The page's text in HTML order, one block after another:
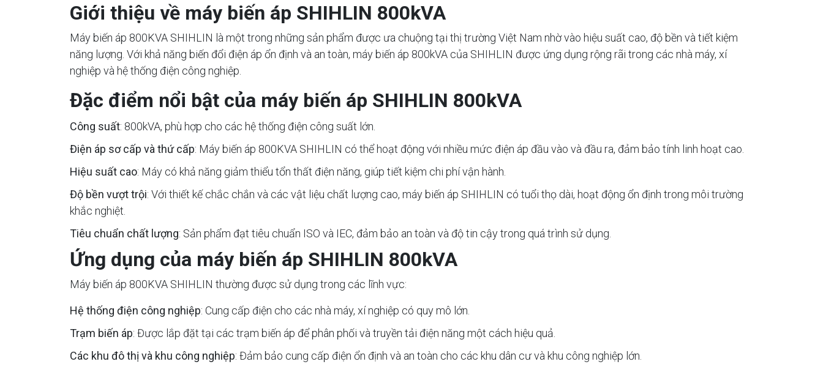
Giới thiệu về máy biến áp SHIHLIN 800kVA
Máy biến áp 800KVA SHIHLIN là một trong những sản phẩm được ưa chuộng tại thị trường Việt Nam nhờ vào hiệu suất cao, độ bền và tiết kiệm
năng lượng. Với khả năng biến đổi điện áp ổn định và an toàn, máy biến áp 800kVA của SHIHLIN được ứng dụng rộng rãi trong các nhà máy, xí
nghiệp và hệ thống điện công nghiệp.
Đặc điểm nổi bật của máy biến áp SHIHLIN 800kVA
Công suất: 800kVA, phù hợp cho các hệ thống điện công suất lớn.
Điện áp sơ cấp và thứ cấp: Máy biến áp 800KVA SHIHLIN có thể hoạt động với nhiều mức điện áp đầu vào và đầu ra, đảm bảo tính linh hoạt cao.
Hiệu suất cao: Máy có khả năng giảm thiểu tổn thất điện năng, giúp tiết kiệm chi phí vận hành.
Độ bền vượt trội: Với thiết kế chắc chắn và các vật liệu chất lượng cao, máy biến áp SHIHLIN có tuổi thọ dài, hoạt động ổn định trong môi trường
khắc nghiệt.
Tiêu chuẩn chất lượng: Sản phẩm đạt tiêu chuẩn ISO và IEC, đảm bảo an toàn và độ tin cậy trong quá trình sử dụng.
Ứng dụng của máy biến áp SHIHLIN 800kVA
Máy biến áp 800KVA SHIHLIN thường được sử dụng trong các lĩnh vực:
Hệ thống điện công nghiệp: Cung cấp điện cho các nhà máy, xí nghiệp có quy mô lớn.
Trạm biến áp: Được lắp đặt tại các trạm biến áp để phân phối và truyền tải điện năng một cách hiệu quả.
Các khu đô thị và khu công nghiệp: Đảm bảo cung cấp điện ổn định và an toàn cho các khu dân cư và khu công nghiệp lớn.